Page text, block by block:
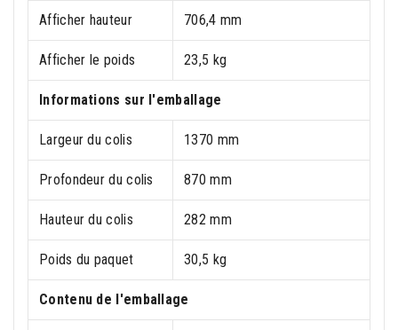
Afficher hauteur 706,4 mm
Afficher le poids 23,5 kg
Informations sur l'emballage
Largeur du colis 1370 mm
Profondeur du colis 870 mm
Hauteur du colis 282 mm
Poids du paquet 30,5 kg
Contenu de l'emballage